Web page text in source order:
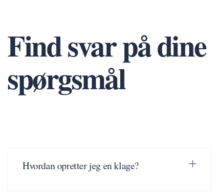
Find svar på dine
spørgsmål
Hvordan opretter jeg en klage?